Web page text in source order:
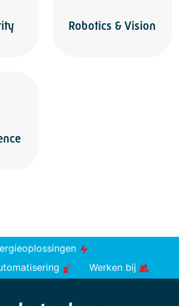
Robotics & Vision
Werken bij